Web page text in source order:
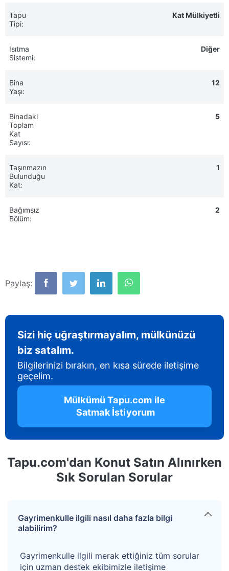
Tapu
Tipi:
Kat Mülkiyetli
Isıtma
Sistemi:
Diğer
Bina
Yaşı:
12
Binadaki
Toplam
Kat
Sayısı:
5
Taşınmazın
Bulunduğu
Kat:
1
Bağımsız
Bölüm:
2
Paylaş:
Sizi hiç uğraştırmayalım, mülkünüzü
biz satalım.
Bilgilerinizi bırakın, en kısa sürede iletişime
geçelim.
Mülkümü Tapu.com ile
Satmak İstiyorum
Tapu.com'dan Konut Satın Alınırken
Sık Sorulan Sorular
Gayrimenkulle ilgili nasıl daha fazla bilgi
alabilirim?
Gayrimenkulle ilgili merak ettiğiniz tüm sorular
için uzman destek ekibimizle iletişime